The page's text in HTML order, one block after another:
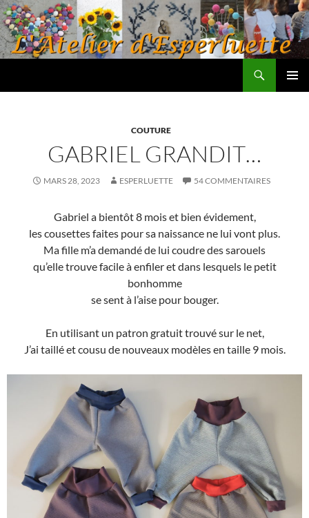
Aller
au
contenu
COUTURE
GABRIEL GRANDIT…
MARS 28, 2023 ESPERLUETTE 54 COMMENTAIRES
Gabriel a bientôt 8 mois et bien évidement,
les cousettes faites pour sa naissance ne lui vont plus.
Ma fille m’a demandé de lui coudre des sarouels
qu’elle trouve facile à enfiler et dans lesquels le petit
bonhomme
se sent à l’aise pour bouger.
En utilisant un patron gratuit trouvé sur le net,
J’ai taillé et cousu de nouveaux modèles en taille 9 mois.